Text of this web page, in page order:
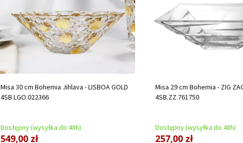
Misa 30 cm Bohemia Jihlava - LISBOA GOLD
4SB.LGO.022366
Dostępny (wysyłka do 48h)
549,00 zł
Misa 29 cm Bohemia - ZIG
4SB.ZZ.761750
Dostępny (wysyłka do 48h)
257,00 zł